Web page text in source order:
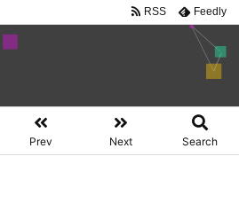
Prev Next Search
RSS Feedly